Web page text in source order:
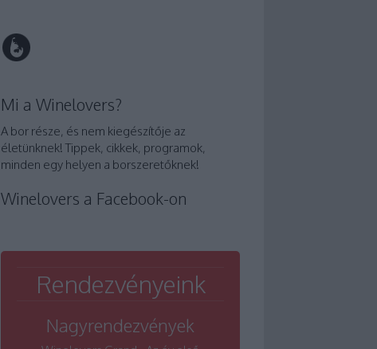
Mi a Winelovers?
A bor része, és nem kiegészítője az
életünknek! Tippek, cikkek, programok,
minden egy helyen a borszeretőknek!
Winelovers a Facebook-on
Rendezvényeink
Nagyrendezvények